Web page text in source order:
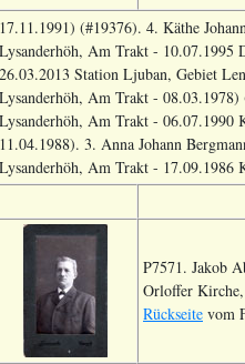
17.11.1991) (#19376). 4. Käthe
Lysanderhöh, Am Trakt - 10.07.1995
26.03.2013 Station Ljuban, Gebiet
Lysanderhöh, Am Trakt -
Lysanderhöh, Am Trakt - 06.07.1990
11.04.1988). 3. Anna Johann
Lysanderhöh, Am Trakt - 17.09.1986
P7571. Jakob
Orloffer
Rückseite vom